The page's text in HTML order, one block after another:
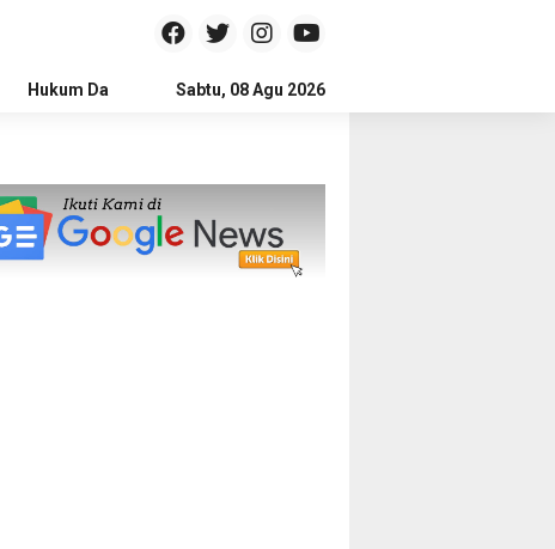
Hukum Dan Kriminal Politik Pendidikan
Sabtu, 08 Agu 2026